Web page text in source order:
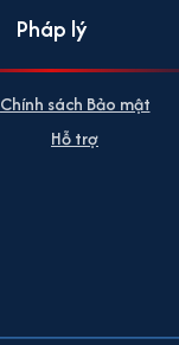
Pháp lý
Chính sách Bảo mật
Hỗ trợ